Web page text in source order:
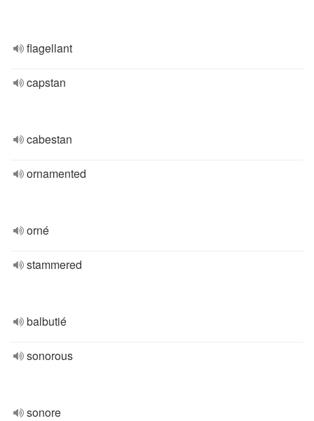
flagellant
capstan
cabestan
ornamented
orné
stammered
balbutié
sonorous
sonore